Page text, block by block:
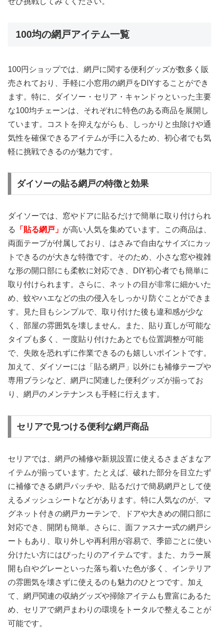
100均の網戸アイテム一覧
100円ショップでは、網戸に関する便利グッズが数多く販
売されており、手軽に小窓用の網戸をDIYすることができ
ます。特に、ダイソー・セリア・キャンドゥといった主要
な100均チェーンは、それぞれに特色のある商品を展開し
ています。コストを抑えながらも、しっかりと虫除けや通
気性を確保できるアイテムが手に入るため、初心者でも気
軽に挑戦できるのが魅力です。
ダイソーの貼る網戸の特徴と効果
ダイソーでは、窓やドアに貼るだけで簡単に取り付けられ
る
「貼る網戸」 が高い人気を集めています。この商品は、
両面テープが付属しており、はさみで自由なサイズにカッ
トできるのが大きな特徴です。そのため、小さな窓や複雑
な形の開口部にも柔軟に対応でき、DIY初心者でも簡単に
取り付けられます。さらに、ネットの目が非常に細かいた
め、蚊やハエなどの虫の侵入をしっかり防ぐことができま
す。見た目もシンプルで、取り付けた後も違和感が少な
く、部屋の雰囲気を壊しません。また、貼り直しが可能な
タイプも多く、一度貼り付けたあとでも位置調整が可能
で、失敗を恐れずに作業できるのも嬉しいポイントです。
加えて、ダイソーには「貼る網戸」以外にも補修テープや
専用ブラシなど、網戸に関連した便利グッズが揃ってお
り、網戸のメンテナンスも手軽に行えます。
セリアで見つける便利な網戸商品
セリアでは、網戸の補修や新規設置に使えるさまざまなア
イテムが揃っています。たとえば、破れた部分を目立たず
に補修できる網戸パッチや、貼るだけで簡易網戸として使
えるメッシュシートなどがあります。特に人気なのが、マ
グネット付きの網戸カーテンで、ドアや大きめの開口部に
対応でき、開閉も簡単。さらに、面ファスナー式の網戸シ
ートもあり、取り外しや再利用が容易で、季節ごとに使い
分けたい方にはぴったりのアイテムです。また、カラー展
開も白やグレーといった落ち着いた色が多く、インテリア
の雰囲気を壊さずに使えるのも魅力のひとつです。加え
て、網戸関連の収納グッズや掃除アイテムも豊富にあるた
め、セリアで網戸まわりの環境をトータルで整えることが
可能です。